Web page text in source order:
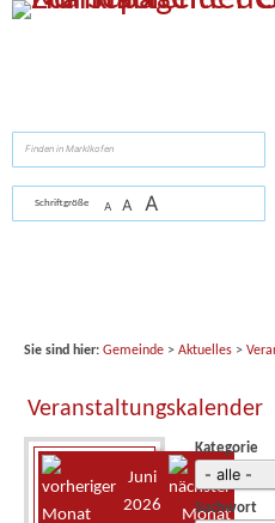
Zum Inhalt,zur Navigationoderzur
Schriftgröße A A A
Sie sind hier: Gemeinde> Aktuelles>
Veranstaltungskalender
Juni
2026
Kategorie
Suchwort